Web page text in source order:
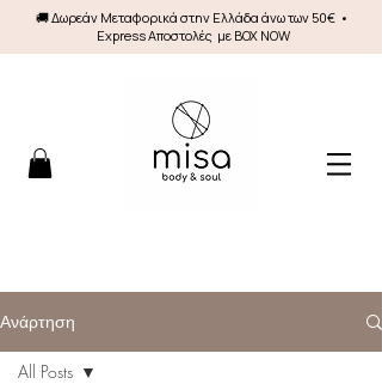
🚚 Δωρεάν Mεταφορικά στην Ελλάδα άνω των 50€ •
Express Αποστολές με BOX NOW
Ανάρτηση
All Posts